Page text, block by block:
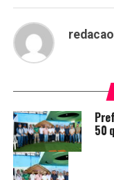
redacao
50